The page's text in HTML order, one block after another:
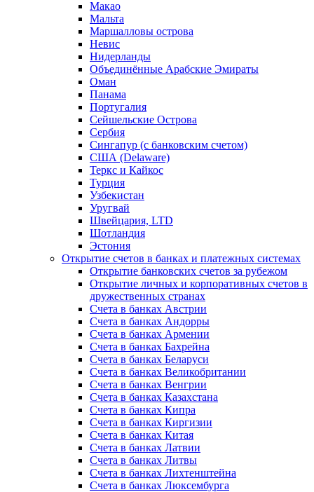
Макао
Мальта
Маршалловы острова
Нeвис
Нидерланды
Объединённые Арабские Эмираты
Оман
Панама
Португалия
Сейшельские Острова
Сербия
Сингапур (c банковским счетом)
США (Delaware)
Теркс и Кайкос
Турция
Узбекистан
Уругвай
Швейцария, LTD
Шотландия
Эстония
Открытие счетов в банках и платежных системах
Открытие банковских счетов за рубежом
Открытие личных и корпоративных счетов в
дружественных странах
Счета в банках Австрии
Счета в банках Андорры
Счета в банках Армении
Счета в банках Бахрейна
Счета в банках Беларуси
Счета в банках Великобритании
Счета в банках Венгрии
Счета в банках Казахстана
Счета в банках Кипра
Счета в банках Киргизии
Счета в банках Китая
Счета в банках Латвии
Счета в банках Литвы
Счета в банках Лихтенштейна
Счета в банках Люксембурга